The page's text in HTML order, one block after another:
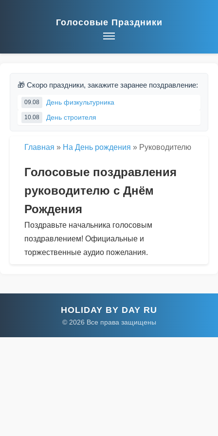
Голосовые Праздники
🎁 Скоро праздники, закажите заранее поздравление:
09.08 День физкультурника
10.08 День строителя
Главная » На День рождения » Руководителю
Голосовые поздравления
руководителю с Днём
Рождения
Поздравьте начальника голосовым
поздравлением! Официальные и
торжественные аудио пожелания.
HOLIDAY BY DAY RU
© 2026 Все права защищены